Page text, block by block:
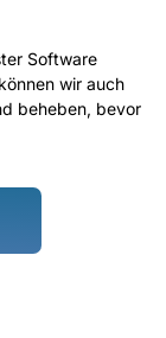
Software
wir auch
beheben, bevor